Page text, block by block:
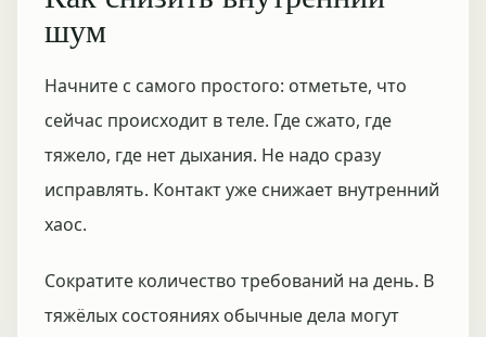
шум
Начните с самого простого: отметьте, что
сейчас происходит в теле. Где сжато, где
тяжело, где нет дыхания. Не надо сразу
исправлять. Контакт уже снижает внутренний
хаос.
Сократите количество требований на день. В
тяжёлых состояниях обычные дела могут